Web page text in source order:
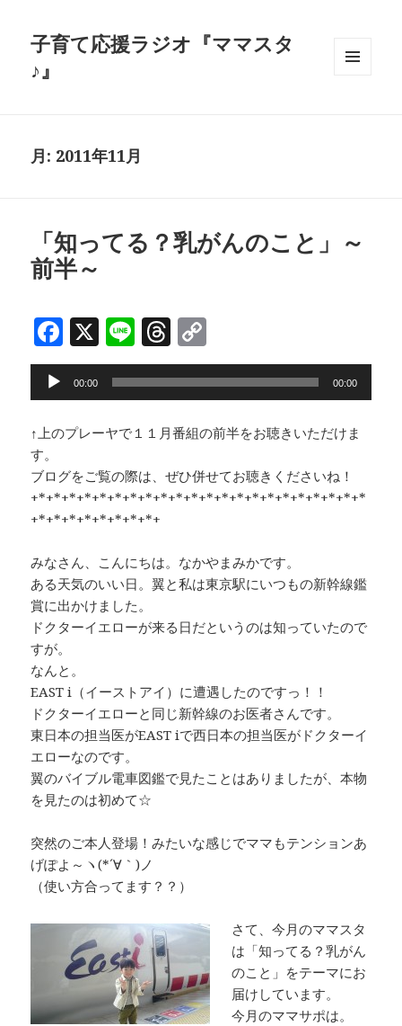
子育て応援ラジオ『ママスタ
♪』
月: 2011年11月
「知ってる？乳がんのこと」～
前半～
F
a
c
e
b
o
o
k
X Li
n
e
T
h
r
e
a
d
s
o
p
y
Li
n
k
声
レ
ー
ヤ
ー
00:00 00:00
↑上のプレーヤで１１月番組の前半をお聴きいただけま
す。
ブログをご覧の際は、ぜひ併せてお聴きくださいね！
+*+*+*+*+*+*+*+*+*+*+*+*+*+*+*+*+*+*+*+*+*+*
+*+*+*+*+*+*+*+*+
みなさん、こんにちは。なかやまみかです。
ある天気のいい日。翼と私は東京駅にいつもの新幹線鑑
賞に出かけました。
ドクターイエローが来る日だというのは知っていたので
すが。
なんと。
EAST i（イーストアイ）に遭遇したのですっ！！
ドクターイエローと同じ新幹線のお医者さんです。
東日本の担当医がEAST iで西日本の担当医がドクターイ
エローなのです。
翼のバイブル電車図鑑で見たことはありましたが、本物
を見たのは初めて☆
突然のご本人登場！みたいな感じでママもテンションあ
げぽよ～ヽ(*´∀｀)ノ
（使い方合ってます？？）
さて、今月のママスタ
は「知ってる？乳がん
のこと」をテーマにお
届けしています。
今月のママサポは。